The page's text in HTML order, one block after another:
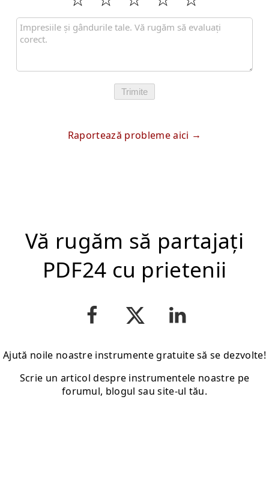
Trimite
Raportează probleme aici
Vă rugăm să partajați
PDF24 cu prietenii
Ajută noile noastre instrumente gratuite să se dezvolte!
Scrie un articol despre instrumentele noastre pe
forumul, blogul sau site-ul tău.